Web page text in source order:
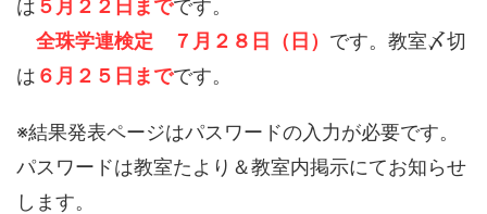
は ５月２２日までです。
全珠学連検定 ７月２８日（日） です。教室〆切
は ６月２５日までです。
※結果発表ページはパスワードの入力が必要です。
パスワードは教室たより＆教室内掲示にてお知らせ
します。